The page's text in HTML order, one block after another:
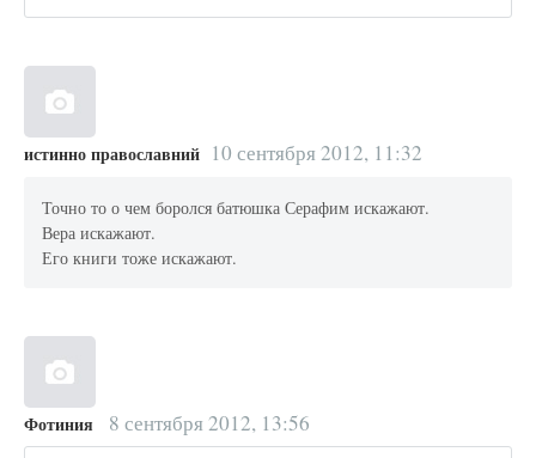
истинно православний 10 сентября 2012, 11:32
Точно то о чем боролся батюшка Серафим искажают.
Вера искажают.
Его книги тоже искажают.
Фотиния 8 сентября 2012, 13:56